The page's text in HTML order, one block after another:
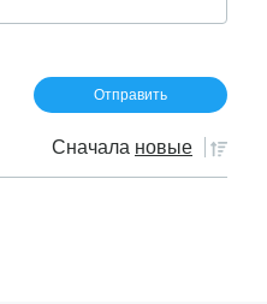
Сначала новые